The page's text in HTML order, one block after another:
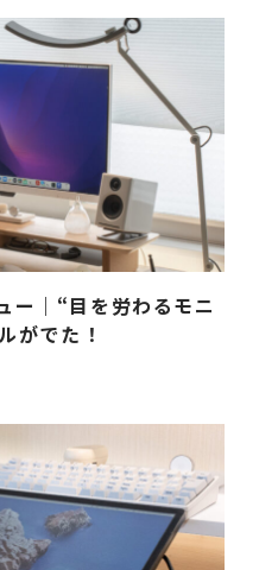
｜“目を労わるモニ
がでた！